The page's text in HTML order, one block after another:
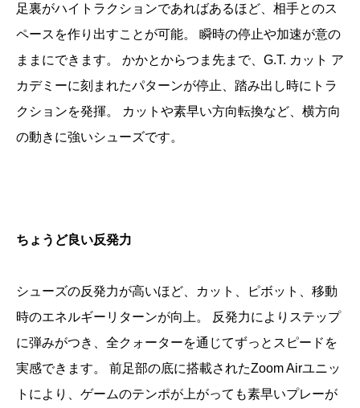
足裏がハイトラクションであればあるほど、相手とのス
ペースを作り出すことが可能。 瞬時の停止や加速が意の
ままにできます。 かかとからつま先まで、G.T. カット ア
カデミーに刻まれたパターンが停止、踏み出し時にトラ
クションを発揮。 カットや素早い方向転換など、横方向
の動きに強いシューズです。
ちょうど良い反発力
シューズの反発力が高いほど、カット、ピボット、移動
時のエネルギーリターンが向上。 反発力によりステップ
に弾みがつき、全クォーターを通じてずっとスピードを
実感できます。 前足部の底に搭載されたZoom Airユニッ
トにより、ゲームのテンポが上がっても素早いプレーが